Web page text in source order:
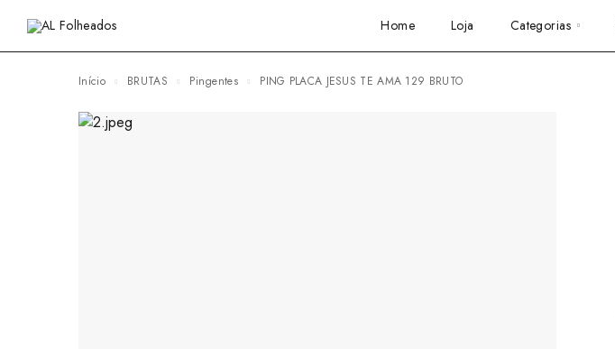
Home Loja Categorias
Início BRUTAS Pingentes PING PLACA JESUS TE AMA 129 BRUTO